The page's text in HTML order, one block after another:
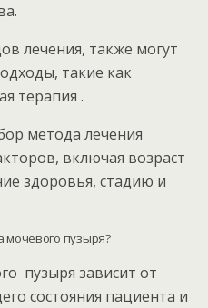
лечения, также могут
такие как
терапия .
метода лечения
включая возраст
здоровья, стадию и
мочевого пузыря?
пузыря зависит от
состояния пациента и